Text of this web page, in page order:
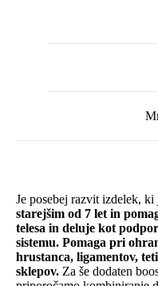
Je posebej razvit izdelek, ki
starejšim od 7 let in
telesa in deluje kot
sistemu. Pomaga pri
hrustanca, ligamentov,
sklepov. Za še dodaten